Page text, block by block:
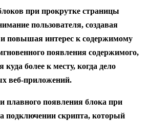
при прокрутке страницы
пользователя, создавая
и повышая интерес к содержимому
появления содержимого,
куда более к месту, когда дело
веб-приложений.
плавного появления блока при
подключении скрипта, который